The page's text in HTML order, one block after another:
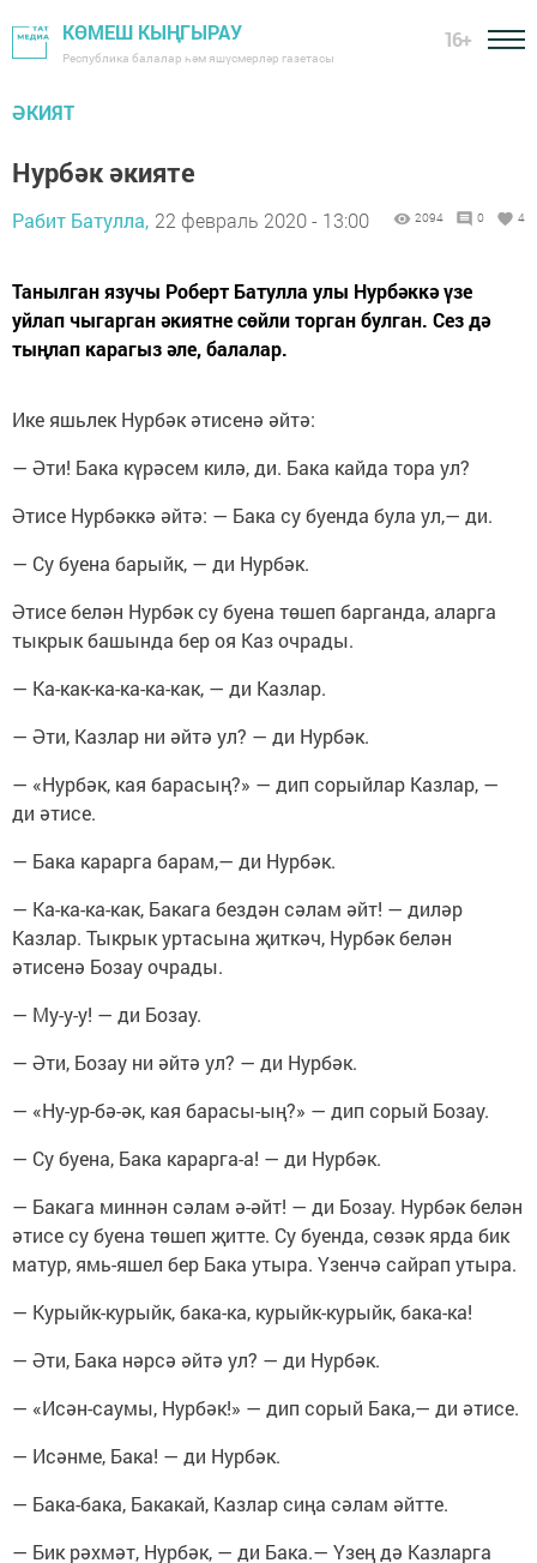
КӨМЕШ КЫҢГЫРАУ
Республика балалар һәм яшүсмерләр газетасы
16+
ӘКИЯТ
Нурбәк әкияте
Рабит Батулла, 22 февраль 2020 - 13:00 2094 0 4
Танылган язучы Роберт Батулла улы Нурбәккә үзе
уйлап чыгарган әкиятне сөйли торган булган. Сез дә
тыңлап карагыз әле, балалар.
Ике яшьлек Нурбәк әтисенә әйтә:
— Әти! Бака күрәсем килә, ди. Бака кайда тора ул?
Әтисе Нурбәккә әйтә: — Бака су буенда була ул,— ди.
— Су буена барыйк, — ди Нурбәк.
Әтисе белән Нурбәк су буена төшеп барганда, аларга
тыкрык башында бер оя Каз очрады.
— Ка-как-ка-ка-ка-как, — ди Казлар.
— Әти, Казлар ни әйтә ул? — ди Нурбәк.
— «Нурбәк, кая барасың?» — дип сорыйлар Казлар, —
ди әтисе.
— Бака карарга барам,— ди Нурбәк.
— Ка-ка-ка-как, Бакага бездән сәлам әйт! — диләр
Казлар. Тыкрык уртасына җиткәч, Нурбәк белән
әтисенә Бозау очрады.
— Му-у-у! — ди Бозау.
— Әти, Бозау ни әйтә ул? — ди Нурбәк.
— «Ну-ур-бә-әк, кая барасы-ың?» — дип сорый Бозау.
— Су буена, Бака карарга-а! — ди Нурбәк.
— Бакага миннән сәлам ә-әйт! — ди Бозау. Нурбәк белән
әтисе су буена төшеп җитте. Су буенда, сөзәк ярда бик
матур, ямь-яшел бер Бака утыра. Үзенчә сайрап утыра.
— Курыйк-курыйк, бака-ка, курыйк-курыйк, бака-ка!
— Әти, Бака нәрсә әйтә ул? — ди Нурбәк.
— «Исән-саумы, Нурбәк!» — дип сорый Бака,— ди әтисе.
— Исәнме, Бака! — ди Нурбәк.
— Бака-бака, Бакакай, Казлар сиңа сәлам әйтте.
— Бик рәхмәт, Нурбәк, — ди Бака.— Үзең дә Казларга